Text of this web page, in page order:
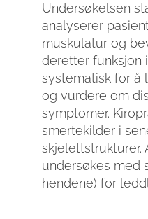
Undersøkelsen
analyserer
muskulatur og
deretter funksjon
systematisk for å
og vurdere om
symptomer.
smertekilder i
skjelettstrukturer.
undersøkes med
hendene) for